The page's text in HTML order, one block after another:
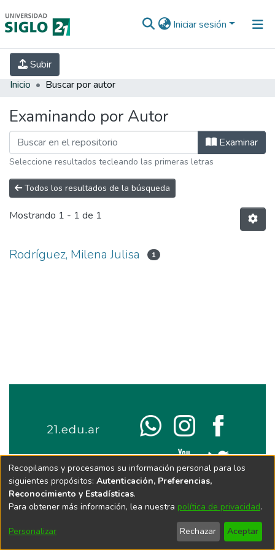
Iniciar sesión
Subir
INICIO EBOOK21
INVESTIGACIÓN
Inicio Buscar por autor
Examinando por Autor
Examinar
Seleccione resultados tecleando las primeras letras
Todos los resultados de la búsqueda
Mostrando 1 - 1 de 1
Rodríguez, Milena Julisa 1
Recopilamos y procesamos su información personal para los
siguientes propósitos: Autenticación, Preferencias,
Reconocimiento y Estadísticas.
Para obtener más información, lea nuestra política de privacidad.
Personalizar Rechazar Aceptar